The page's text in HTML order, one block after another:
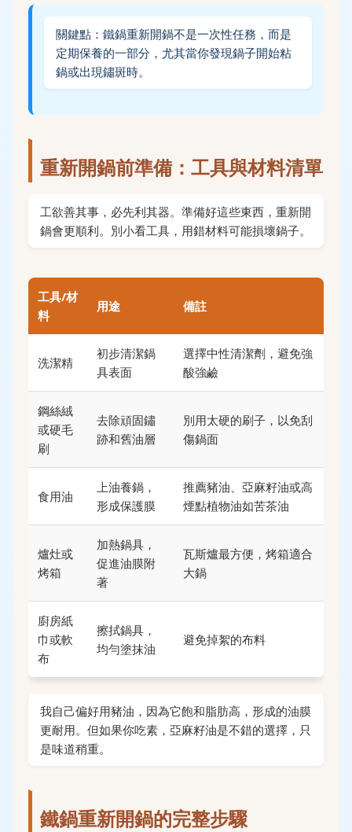
關鍵點：鐵鍋重新開鍋不是一次性任務，而是
定期保養的一部分，尤其當你發現鍋子開始粘
鍋或出現鏽斑時。
重新開鍋前準備：工具與材料清單
工欲善其事，必先利其器。準備好這些東西，重新開
鍋會更順利。別小看工具，用錯材料可能損壞鍋子。
工具/材
料
用途 備註
洗潔精
初步清潔鍋
具表面
選擇中性清潔劑，避免強
酸強鹼
鋼絲絨
或硬毛
刷
去除頑固鏽
跡和舊油層
別用太硬的刷子，以免刮
傷鍋面
食用油
上油養鍋，
形成保護膜
推薦豬油、亞麻籽油或高
煙點植物油如苦茶油
爐灶或
烤箱
加熱鍋具，
促進油膜附
著
瓦斯爐最方便，烤箱適合
大鍋
廚房紙
巾或軟
布
擦拭鍋具，
均勻塗抹油
避免掉絮的布料
我自己偏好用豬油，因為它飽和脂肪高，形成的油膜
更耐用。但如果你吃素，亞麻籽油是不錯的選擇，只
是味道稍重。
鐵鍋重新開鍋的完整步驟